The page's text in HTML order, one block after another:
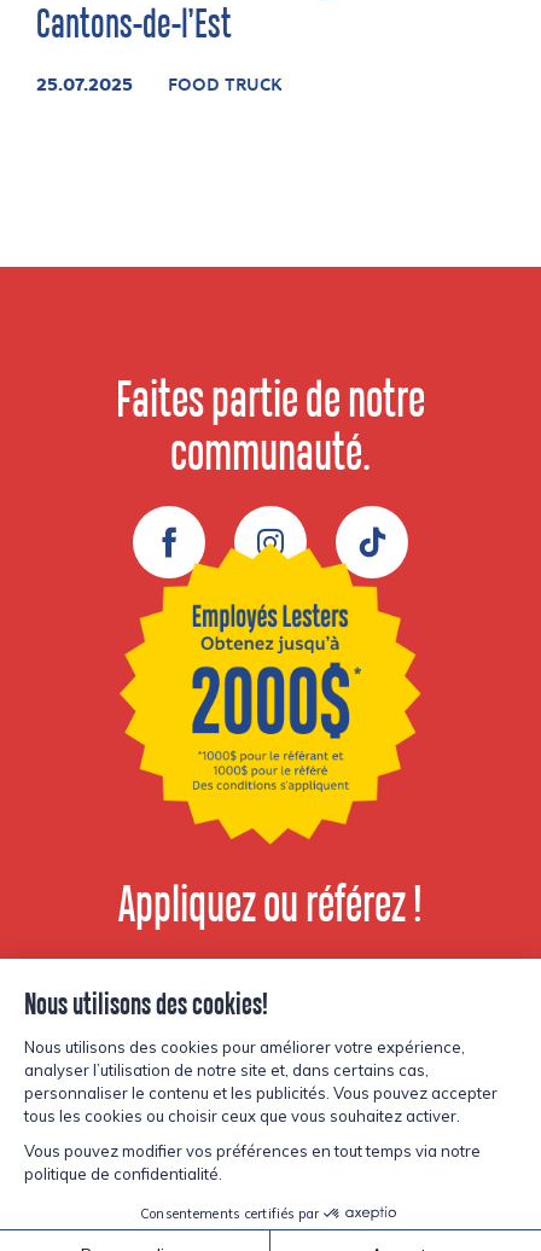
Cantons-de-l’Est
25.07.2025 FOOD TRUCK
Faites partie de notre
communauté.
Facebook Instagram TikTok
Appliquez ou référez !
Voir les postes
disponibles
© Copyright Lesters 2026Politique de confidentialitéSite parKryzalid